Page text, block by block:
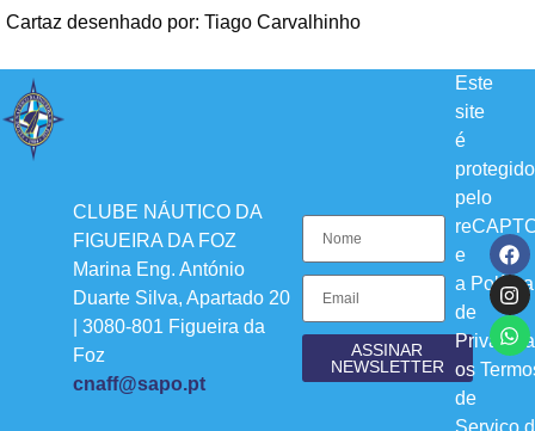
Cartaz desenhado por: Tiago Carvalhinho
CLUBE NÁUTICO DA
FIGUEIRA DA FOZ
Marina Eng. António
Duarte Silva, Apartado 20
| 3080-801 Figueira da
Foz
cnaff@sapo.pt
ASSINAR
NEWSLETTER
Este
site
é
protegido
pelo
e
a Política
de
os
de
Serviço